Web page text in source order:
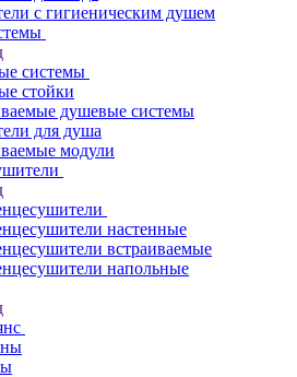
с гигиеническим душем
системы
стойки
душевые системы
для душа
модули
настенные
встраиваемые
напольные